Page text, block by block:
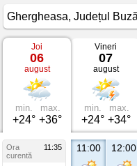
Vremea
Ghergheasa
Județul
Buzău
Joi
06
august
min.
+24°
max.
+36°
Vineri
07
august
min.
+24°
max.
+34°
Ora
11:35
curentă
11:00 12:00